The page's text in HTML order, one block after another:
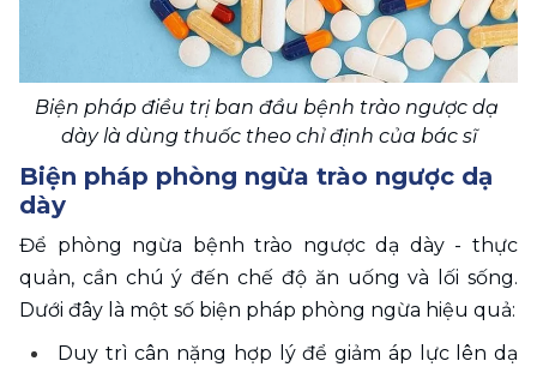
Biện pháp điều trị ban đầu bệnh trào ngược dạ
dày là dùng thuốc theo chỉ định của bác sĩ
Biện pháp phòng ngừa trào ngược dạ
dày
Để phòng ngừa bệnh trào ngược dạ dày - thực
quản, cần chú ý đến chế độ ăn uống và lối sống.
Dưới đây là một số biện pháp phòng ngừa hiệu quả:
Duy trì cân nặng hợp lý để giảm áp lực lên dạ